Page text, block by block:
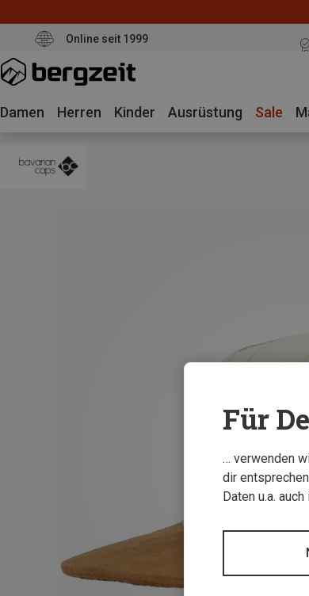
Online seit 1999
Damen Herren Kinder Ausrüstung Sale
Für
… verwenden
dir
Daten u.a.